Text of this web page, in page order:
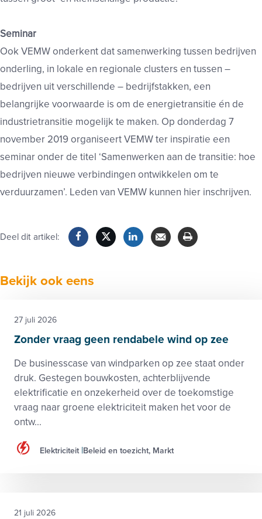
Seminar
Ook VEMW onderkent dat samenwerking tussen bedrijven
onderling, in lokale en regionale clusters en tussen –
bedrijven uit verschillende – bedrijfstakken, een
belangrijke voorwaarde is om de energietransitie én de
industrietransitie mogelijk te maken. Op donderdag 7
november 2019 organiseert VEMW ter inspiratie een
seminar onder de titel ‘Samenwerken aan de transitie: hoe
bedrijven nieuwe verbindingen ontwikkelen om te
verduurzamen’. Leden van VEMW kunnen hier inschrijven.
Deel dit artikel:
Bekijk ook eens
Zonder vraag geen rendabele wind op zee
De businesscase van windparken op zee staat onder
druk. Gestegen bouwkosten, achterblijvende
elektrificatie en onzekerheid over de toekomstige
vraag naar groene elektriciteit maken het voor de
ontw...
27 juli 2026
Elektriciteit Beleid en toezicht, Markt
21 juli 2026